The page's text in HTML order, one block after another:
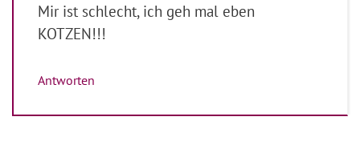
Mir ist schlecht, ich geh mal eben
KOTZEN!!!
Antworten